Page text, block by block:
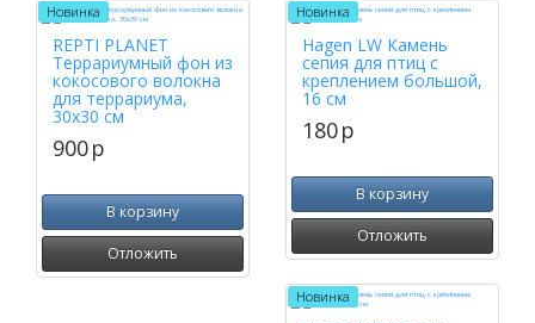
Новинка
REPTI PLANET
Террариумный фон из
кокосового волокна
для террариума,
30х30 см
900p
В корзину
Отложить
Новинка
Hagen LW Камень
сепия для птиц с
креплением большой,
16 см
180p
В корзину
Отложить
Новинка